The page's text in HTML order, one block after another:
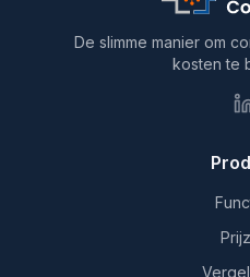
De slimme manier om
kosten te